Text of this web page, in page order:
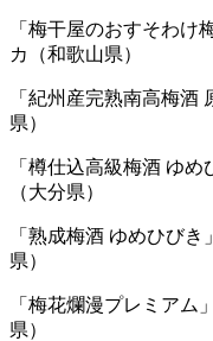
「梅干屋のおすそわけ
カ（和歌山県）
「紀州産完熟南高梅酒
県）
「樽仕込高級梅酒 ゆ
（大分県）
「熟成梅酒 ゆめひび
県）
「梅花爛漫プレミアム
県）